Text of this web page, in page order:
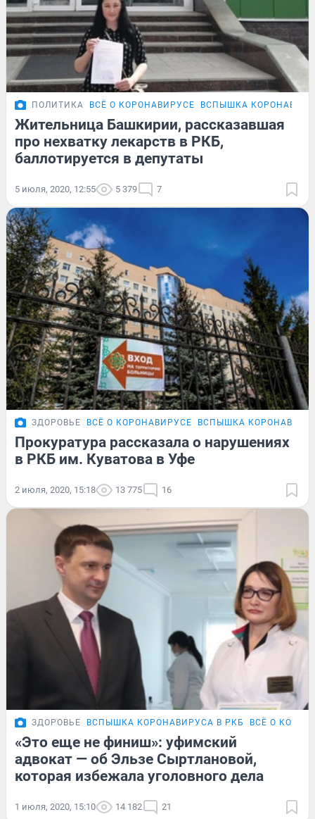
ПОЛИТИКА ВСЁ О КОРОНАВИРУСЕ ВСПЫШКА
Жительница Башкирии, рассказавшая
про нехватку лекарств в РКБ,
баллотируется в депутаты
5 июля, 2020, 12:55 5 379 7
ЗДОРОВЬЕ ВСЁ О КОРОНАВИРУСЕ ВСПЫШКА
Прокуратура рассказала о нарушениях
в РКБ им. Куватова в Уфе
2 июля, 2020, 15:18 13 775 16
ЗДОРОВЬЕ ВСПЫШКА КОРОНАВИРУСА В РКБ ВСЁ О
«Это еще не финиш»: уфимский
адвокат — об Эльзе Сыртлановой,
которая избежала уголовного дела
1 июля, 2020, 15:10 14 182 21